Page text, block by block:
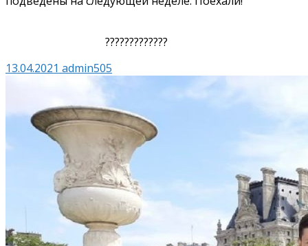
?????????????
13.04.2021 admin505